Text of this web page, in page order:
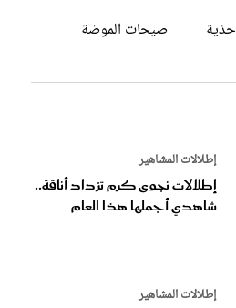
صيحات الموضة
إطلالات المشاهير
إطلالات نجوى كرم تزداد أناقة..
شاهدي أجملها هذا العام
إطلالات المشاهير